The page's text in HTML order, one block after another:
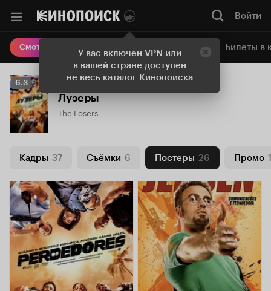
У вас включен VPN или
в вашей стране доступен
не весь каталог Кинопоиска
Войти
Смотреть кино Онлайн-кинотеатр Билеты в
Рейтинг
Кинопоиска
6.3
6.3
Лузеры
The Losers
Кадры 37 Съёмки 6 Постеры 26 Промо